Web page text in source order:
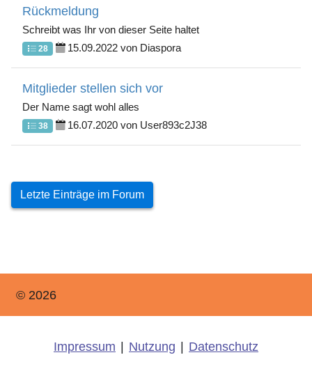
Rückmeldung
Schreibt was Ihr von dieser Seite haltet
28 15.09.2022 von Diaspora
Mitglieder stellen sich vor
Der Name sagt wohl alles
38 16.07.2020 von User893c2J38
Letzte Einträge im Forum
© 2026
Impressum Nutzung Datenschutz